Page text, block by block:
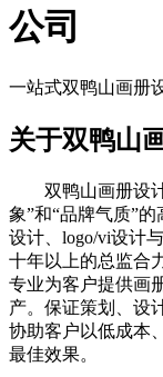
公司
一站式双鸭山画册
关于双鸭山
双鸭山画册设计
象”和“品牌气质”
设计、logo/vi设计
十年以上的总监合
专业为客户提供画
产。保证策划、设
协助客户以低成本
最佳效果。